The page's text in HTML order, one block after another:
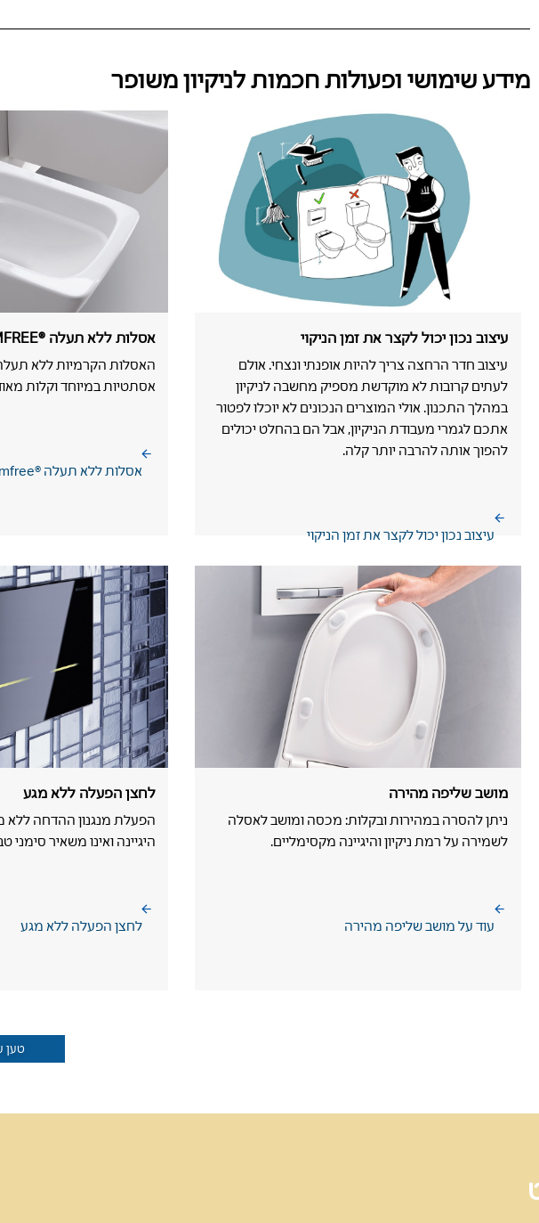
מידע שימושי ופעולות חכמות לניקיון משופר
עיצוב נכון יכול לקצר את זמן הניקוי
עיצוב חדר הרחצה צריך להיות אופנתי ונצחי. אולם
לעתים קרובות לא מוקדשת מספיק מחשבה לניקיון
במהלך התכנון. אולי המוצרים הנכונים לא יוכלו לפטור
אתכם לגמרי מעבודת הניקיון, אבל הם בהחלט יכולים
להפוך אותה להרבה יותר קלה.
עיצוב נכון יכול לקצר את זמן הניקוי
אסלות ללא תעלה RIMFREE®‎
אסתטיות במיוחד וקלות מאוד
אסלות ללא תעלה Rimfree®‎
מושב שליפה מהירה
ניתן להסרה במהירות ובקלות: מכסה ומושב לאסלה
לשמירה על רמת ניקיון והיגיינה מקסימליים.
עוד על מושב שליפה מהירה
לחצן הפעלה ללא מגע
הפעלת מנגנון ההדחה
היגיינה ואינו משאיר סימני
לחצן הפעלה ללא מגע
טען